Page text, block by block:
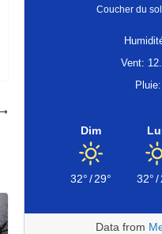
Coucher du
Vent:
Dim
32°/29° 32°/
Data from